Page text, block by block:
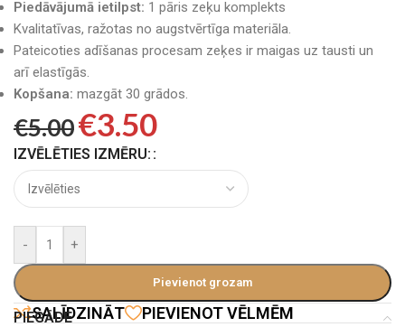
Piedāvājumā ietilpst: 1 pāris zeķu komplekts
Kvalitatīvas, ražotas no augstvērtīga materiāla.
Pateicoties adīšanas procesam zeķes ir maigas uz tausti un
arī elastīgās.
Kopšana: mazgāt 30 grādos.
€5.00€3.50
IZVĒLĒTIES IZMĒRU:
- +
Pievienot grozam
SALĪDZINĀT PIEVIENOT VĒLMĒM
PIEGĀDE